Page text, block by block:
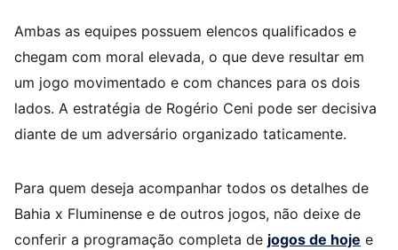
Ambas as equipes possuem elencos qualificados e
chegam com moral elevada, o que deve resultar em
um jogo movimentado e com chances para os dois
lados. A estratégia de Rogério Ceni pode ser decisiva
diante de um adversário organizado taticamente.
Para quem deseja acompanhar todos os detalhes de
Bahia x Fluminense e de outros jogos, não deixe de
conferir a programação completa de jogos de hoje e